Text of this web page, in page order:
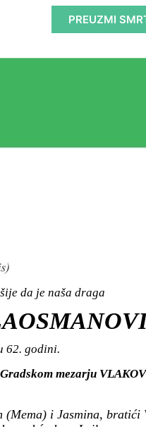
PREUZMI
da je naša draga
62. godini.
mezarju
(Mema) i Jasmina, bratići